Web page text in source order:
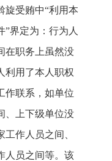
旋受贿中“利用本
”界定为：行为人
在职务上虽然没
利用了本人职权
作联系，如单位
、上下级单位没
作人员之间、
人员之间等。该